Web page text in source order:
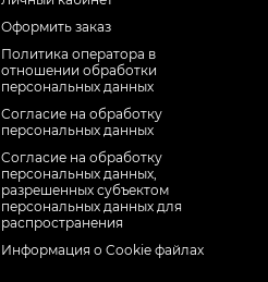
Оформить заказ
Политика оператора в
отношении обработки
персональных данных
Согласие на обработку
персональных данных
Cогласие на обработку
персональных данных,
разрешенных субъектом
персональных данных для
распространения
Информация о Cookie файлах